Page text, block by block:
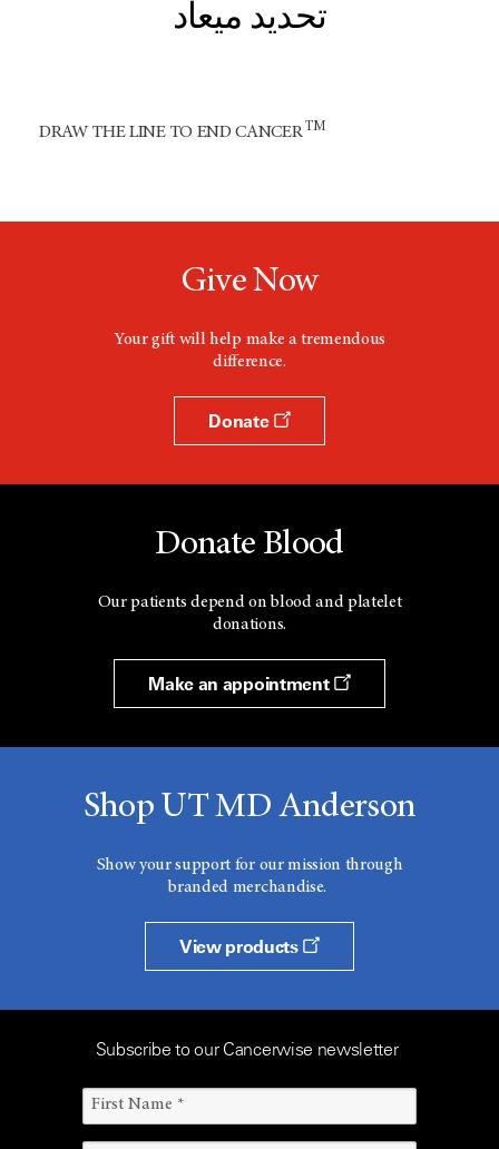
تحديد ميعاد
DRAW THE LINE TO END CANCER TM
Give Now
Your gift will help make a tremendous
difference.
Donate
Donate Blood
Our patients depend on blood and platelet
donations.
Make an appointment
Shop UT MD Anderson
Show your support for our mission through
branded merchandise.
View products
Subscribe to our Cancerwise newsletter